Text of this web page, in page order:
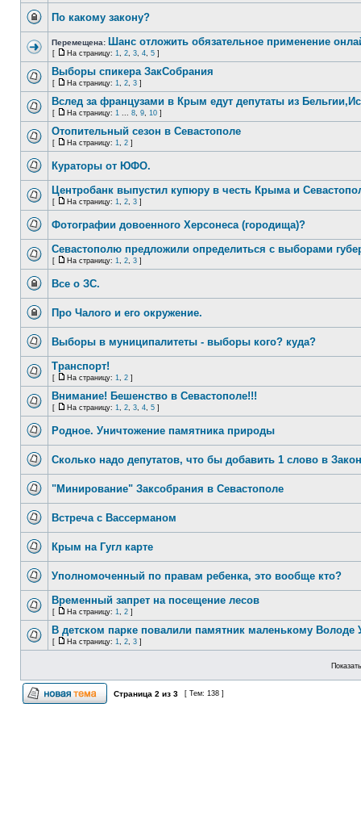
По какому закону?
Перемещена: Шанс отложить обязательное применение
[ На страницу: 1, 2, 3, 4, 5 ]
Выборы спикера ЗакСобрания
[ На страницу: 1, 2, 3 ]
Вслед за французами в Крым едут депутаты из
[ На страницу: 1 ... 8, 9, 10 ]
Отопительный сезон в Севастополе
[ На страницу: 1, 2 ]
Кураторы от ЮФО.
Центробанк выпустил купюру в честь Крыма и
[ На страницу: 1, 2, 3 ]
Фотографии довоенного Херсонеса (городища)?
Севастополю предложили определиться с выборами
[ На страницу: 1, 2, 3 ]
Все о ЗС.
Про Чалого и его окружение.
Выборы в муниципалитеты - выборы кого? куда?
Транспорт!
[ На страницу: 1, 2 ]
Внимание! Бешенство в Севастополе!!!
[ На страницу: 1, 2, 3, 4, 5 ]
Родное. Уничтожение памятника природы
Сколько надо депутатов, что бы добавить 1 слово в Закон
"Минирование" Заксобрания в Севастополе
Встреча с Вассерманом
Крым на Гугл карте
Уполномоченный по правам ребенка, это вообще кто?
Временный запрет на посещение лесов
[ На страницу: 1, 2 ]
В детском парке повалили памятник маленькому Володе
[ На страницу: 1, 2, 3 ]
Страница 2 из 3 [ Тем: 138 ]